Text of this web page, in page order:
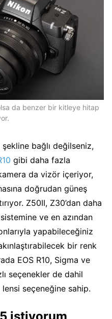
da benzer bir kitleye hitap
bağlı değilseniz,
gibi daha fazla
da vizör içeriyor,
doğrudan güneş
Z50II, Z30’dan daha
ve en azından
yapabileceğiniz
bir renk
EOS R10, Sigma ve
seçenekler de dahil
seçeneğine sahip.
istiyorum